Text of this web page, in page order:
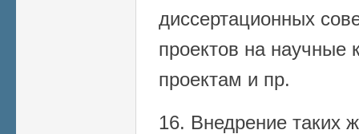
диссертационных
проектов на научные
проектам и пр.
16. Внедрение таких